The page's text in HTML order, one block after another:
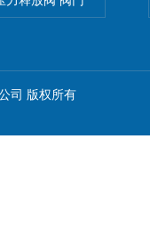
司 版权所有